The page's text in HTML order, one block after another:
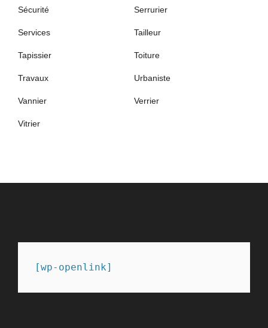
Sécurité Serrurier
Services Tailleur
Tapissier Toiture
Travaux Urbaniste
Vannier Verrier
Vitrier
[wp-openlink]